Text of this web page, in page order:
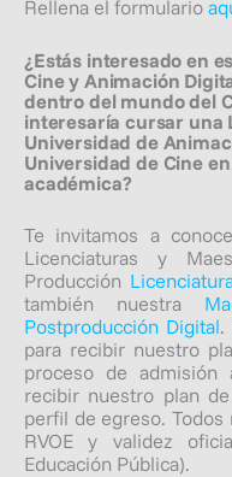
Rellena el formulario
¿Estás interesado en
Cine y Animación
dentro del mundo del
interesaría cursar una
Universidad de
Universidad de Cine
académica?
Te invitamos a
Licenciaturas y
Producción
también nuestra
Postproducción Digital.
para recibir nuestro
proceso de admisión
recibir nuestro plan
perfil de egreso.
RVOE y validez
Educación Pública).